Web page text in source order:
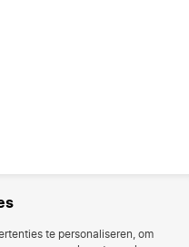
te personaliseren, om